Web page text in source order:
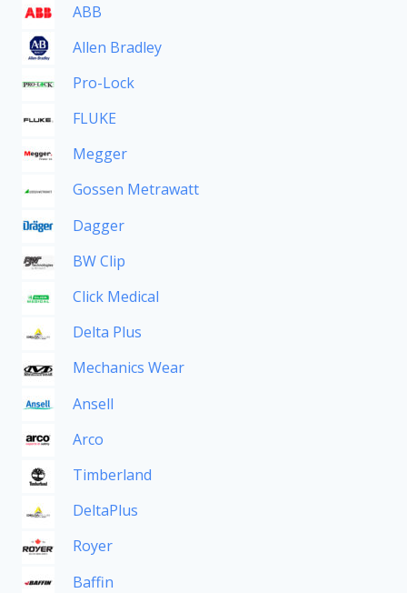
ABB
Allen Bradley
Pro-Lock
FLUKE
Megger
Gossen Metrawatt
Dagger
BW Clip
Click Medical
Delta Plus
Mechanics Wear
Ansell
Arco
Timberland
DeltaPlus
Royer
Baffin